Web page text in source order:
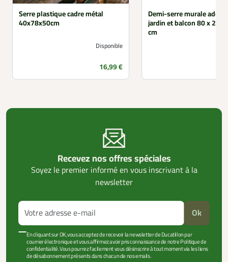
Serre plastique cadre métal
40x78x50cm
Disponible
Prix
16,99 €
Demi-serre murale
jardin et balcon 80 x 200
cm
Recevez nos offres spéciales
Soyez le premier informé en vous inscrivant à la
newsletter
Ok
En cliquant sur OK, vous acceptez de recevoir la newsletter de Ducatillon par
courrier électronique et vous affirmez avoir pris connaissance de notre Politique de
confidentialité. Vous pourrez facilement vous désinscrire à tout moment via les liens
de désabonnement présents dans chacun de nos emails.